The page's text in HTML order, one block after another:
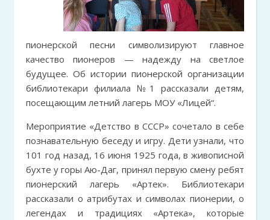
пионерской песни символизируют главное
качество пионеров — надежду на светлое
будущее. Об истории пионерской организации
библиотекари филиала №1 рассказали детям,
посещающим летний лагерь МОУ «Лицей“.
Мероприятие «Детство в СССР» сочетало в себе
познавательную беседу и игру. Дети узнали, что
101 год назад, 16 июня 1925 года, в живописной
бухте у горы Аю-Даг, принял первую смену ребят
пионерский лагерь «Артек». Библиотекари
рассказали о атрибутах и символах пионерии, о
легендах и традициях «Артека», которые